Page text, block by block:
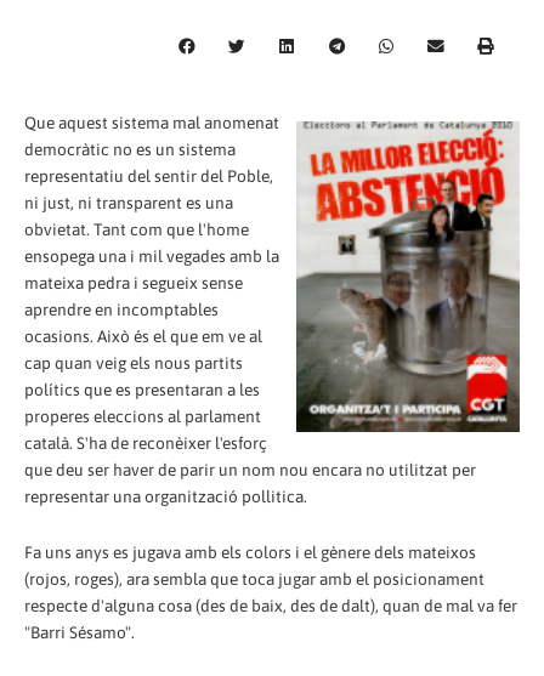
Que aquest sistema mal anomenat
democràtic no es un sistema
representatiu del sentir del Poble,
ni just, ni transparent es una
obvietat. Tant com que l'home
ensopega una i mil vegades amb la
mateixa pedra i segueix sense
aprendre en incomptables
ocasions. Això és el que em ve al
cap quan veig els nous partits
polítics que es presentaran a les
properes eleccions al parlament
català. S'ha de reconèixer l'esforç
que deu ser haver de parir un nom nou encara no utilitzat per
representar una organització pollitica.
Fa uns anys es jugava amb els colors i el gènere dels mateixos
(rojos, roges), ara sembla que toca jugar amb el posicionament
respecte d'alguna cosa (des de baix, des de dalt), quan de mal va fer
"Barri Sésamo".